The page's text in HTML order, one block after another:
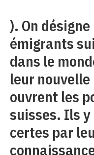
). On
émigrants
dans le
leur
ouvrent les
suisses. Ils
certes par